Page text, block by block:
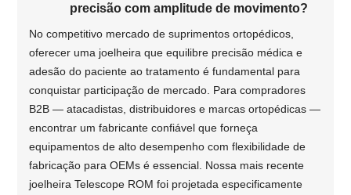
precisão com amplitude de movimento?
No competitivo mercado de suprimentos ortopédicos,
oferecer uma joelheira que equilibre precisão médica e
adesão do paciente ao tratamento é fundamental para
conquistar participação de mercado. Para compradores
B2B — atacadistas, distribuidores e marcas ortopédicas —
encontrar um fabricante confiável que forneça
equipamentos de alto desempenho com flexibilidade de
fabricação para OEMs é essencial. Nossa mais recente
joelheira Telescope ROM foi projetada especificamente